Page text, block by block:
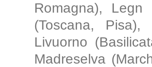
Romagna), Legn
(Toscana, Pisa),
Livuorno
Madreselva